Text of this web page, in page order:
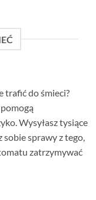
trafić do śmieci?
Wysyłasz tysiące
sobie sprawy z tego,
zatrzymywać